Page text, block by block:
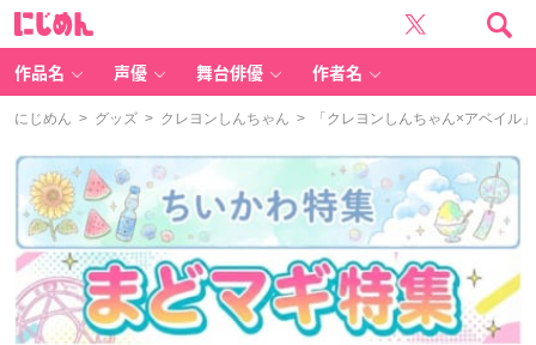
作品名 声優 舞台俳優 作者名
にじめん > グッズ > クレヨンしんちゃん > 「クレヨンしんちゃん×アベイル